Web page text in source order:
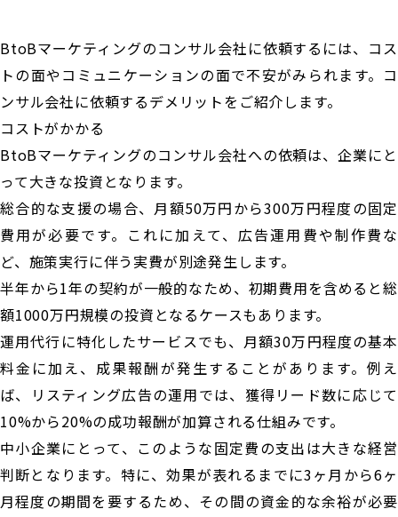
BtoBマーケティングのコンサル会社に依頼するには、コス
トの面やコミュニケーションの面で不安がみられます。コ
ンサル会社に依頼するデメリットをご紹介します。
コストがかかる
BtoBマーケティングのコンサル会社への依頼は、企業にと
って大きな投資となります。
総合的な支援の場合、月額50万円から300万円程度の固定
費用が必要です。これに加えて、広告運用費や制作費な
ど、施策実行に伴う実費が別途発生します。
半年から1年の契約が一般的なため、初期費用を含めると総
額1000万円規模の投資となるケースもあります。
運用代行に特化したサービスでも、月額30万円程度の基本
料金に加え、成果報酬が発生することがあります。例え
ば、リスティング広告の運用では、獲得リード数に応じて
10%から20%の成功報酬が加算される仕組みです。
中小企業にとって、このような固定費の支出は大きな経営
判断となります。特に、効果が表れるまでに3ヶ月から6ヶ
月程度の期間を要するため、その間の資金的な余裕が必要